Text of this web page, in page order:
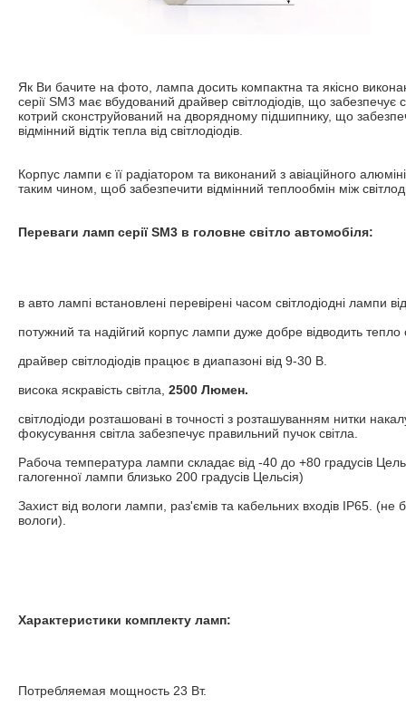
Як Ви бачите на фото, лампа досить компактна та якісно
серії SM3 має вбудований драйвер світлодіодів, що забезпечує
котрий сконструйований на дворядному підшипнику, що
відмінний відтік тепла від світлодіодів.
Корпус лампи є її радіатором та виконаний з авіаційного
таким чином, щоб забезпечити відмінний теплообмін між
Переваги ламп серії SM3 в головне світло автомобіля:
в авто лампі встановлені перевірені часом світлодіодні лампи
потужний та надійгий корпус лампи дуже добре відводить тепло
драйвер світлодіодів працює в диапазоні від 9-30 В.
висока яскравість світла, 2500 Люмен.
світлодіоди розташовані в точності з розташуванням нитки
фокусування світла забезпечує правильний пучок світла.
Рабоча температура лампи складає від -40 до +80 градусів
галогенної лампи близько 200 градусів Цельсія)
Захист від вологи лампи, раз'ємів та кабельних входів IP65. (не
вологи).
Характеристики комплекту ламп:
Потребляемая мощность 23 Вт.